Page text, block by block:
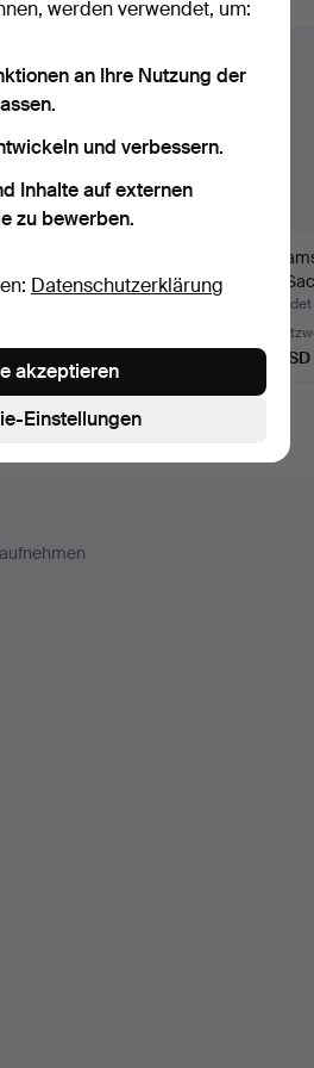
VALBUENA 5. JAHR.
Dry
81 USD
werden verwendet, um:
an Ihre Nutzung der
und verbessern.
Inhalte auf externen
zu bewerben.
Datenschutzerklärung
Einstellungen
akzeptieren